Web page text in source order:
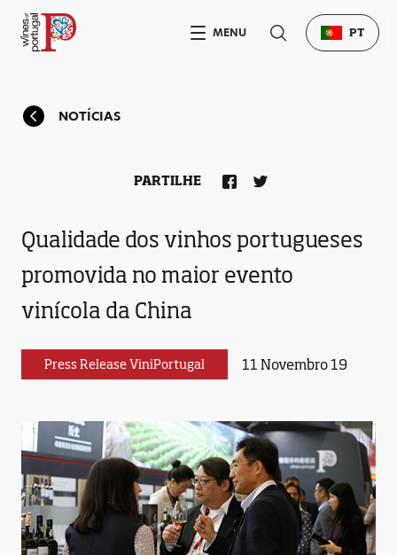
NOTÍCIAS
Qualidade dos vinhos portugueses
promovida no maior evento
vinícola da China
Press Release ViniPortugal 11 Novembro 19
PARTILHE
MENU PT